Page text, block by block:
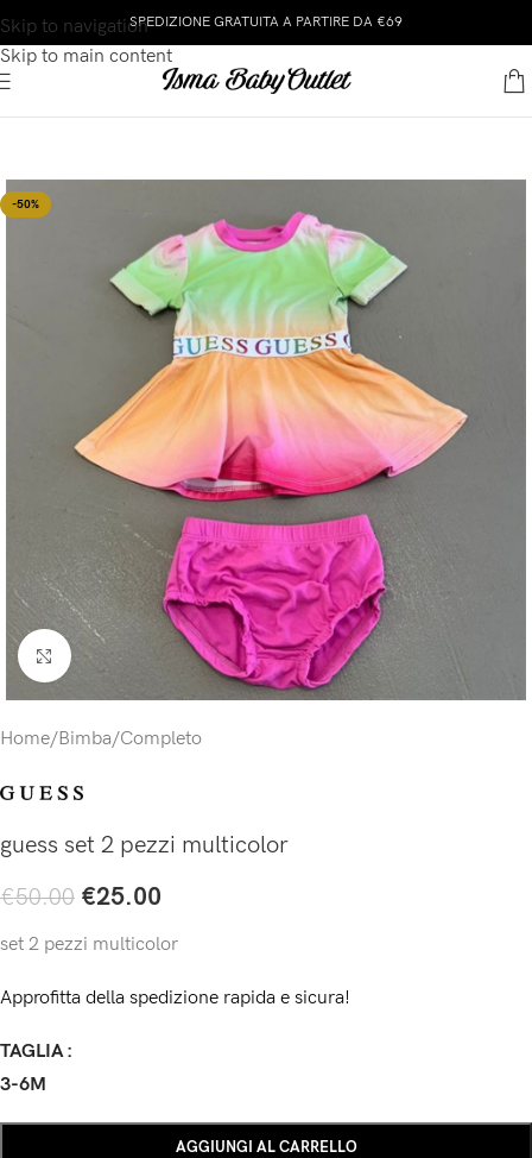
Skip to navigation
Skip to main content
SPEDIZIONE GRATUITA A PARTIRE DA €69
-50%
Click to enlarge
Home/Bimba/Completo
guess set 2 pezzi multicolor
€50.00 €25.00
set 2 pezzi multicolor
Approfitta della spedizione rapida e sicura!
TAGLIA
3-6M
AGGIUNGI AL CARRELLO